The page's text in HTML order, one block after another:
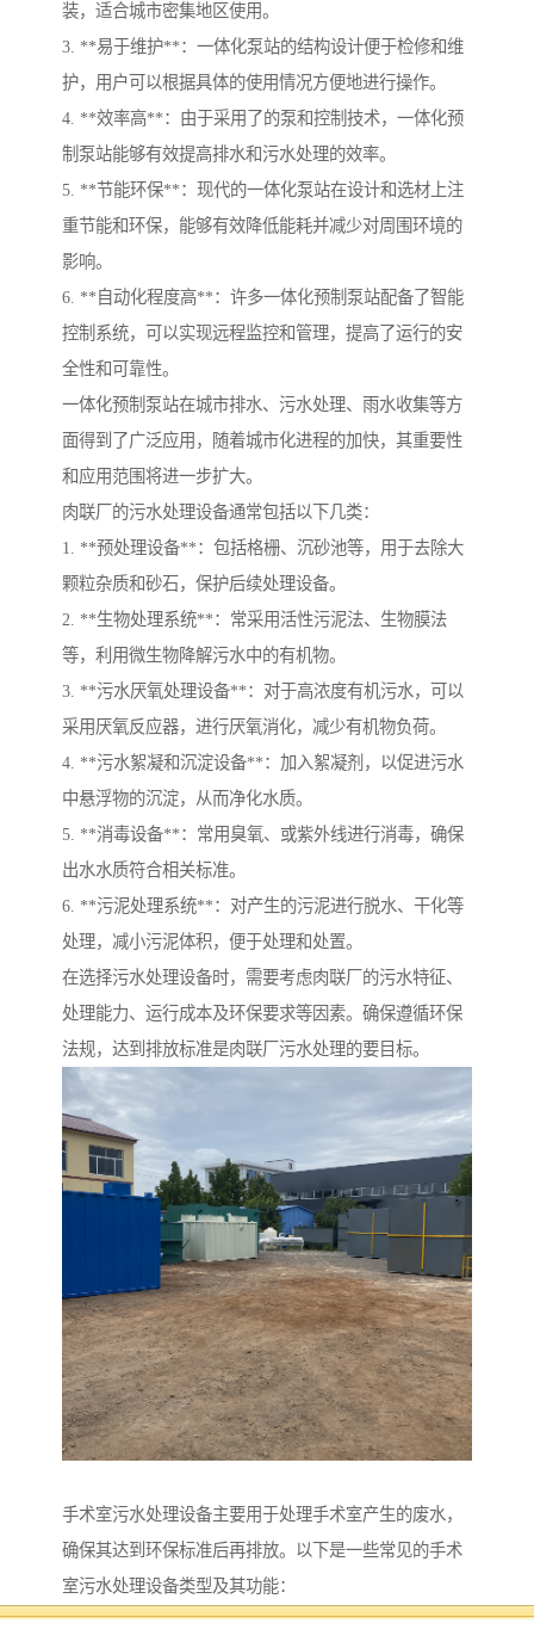
装，适合城市密集地区使用。
3. **易于维护**：一体化泵站的结构设计便于检修和维
护，用户可以根据具体的使用情况方便地进行操作。
4. **效率高**：由于采用了的泵和控制技术，一体化预
制泵站能够有效提高排水和污水处理的效率。
5. **节能环保**：现代的一体化泵站在设计和选材上注
重节能和环保，能够有效降低能耗并减少对周围环境的
影响。
6. **自动化程度高**：许多一体化预制泵站配备了智能
控制系统，可以实现远程监控和管理，提高了运行的安
全性和可靠性。
一体化预制泵站在城市排水、污水处理、雨水收集等方
面得到了广泛应用，随着城市化进程的加快，其重要性
和应用范围将进一步扩大。
肉联厂的污水处理设备通常包括以下几类：
1. **预处理设备**：包括格栅、沉砂池等，用于去除大
颗粒杂质和砂石，保护后续处理设备。
2. **生物处理系统**：常采用活性污泥法、生物膜法
等，利用微生物降解污水中的有机物。
3. **污水厌氧处理设备**：对于高浓度有机污水，可以
采用厌氧反应器，进行厌氧消化，减少有机物负荷。
4. **污水絮凝和沉淀设备**：加入絮凝剂，以促进污水
中悬浮物的沉淀，从而净化水质。
5. **消毒设备**：常用臭氧、或紫外线进行消毒，确保
出水水质符合相关标准。
6. **污泥处理系统**：对产生的污泥进行脱水、干化等
处理，减小污泥体积，便于处理和处置。
在选择污水处理设备时，需要考虑肉联厂的污水特征、
处理能力、运行成本及环保要求等因素。确保遵循环保
法规，达到排放标准是肉联厂污水处理的要目标。
手术室污水处理设备主要用于处理手术室产生的废水，
确保其达到环保标准后再排放。以下是一些常见的手术
室污水处理设备类型及其功能：
1. **污水预处理设备**：